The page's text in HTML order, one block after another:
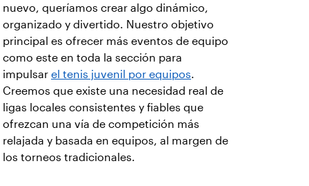
nuevo, queríamos crear algo dinámico,
organizado y divertido. Nuestro objetivo
principal es ofrecer más eventos de equipo
como este en toda la sección para
impulsar el tenis juvenil por equipos.
Creemos que existe una necesidad real de
ligas locales consistentes y fiables que
ofrezcan una vía de competición más
relajada y basada en equipos, al margen de
los torneos tradicionales.